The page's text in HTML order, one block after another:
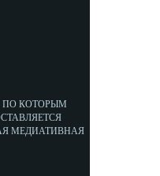
ПО КОТОРЫМ
МЕДИАТИВНАЯ